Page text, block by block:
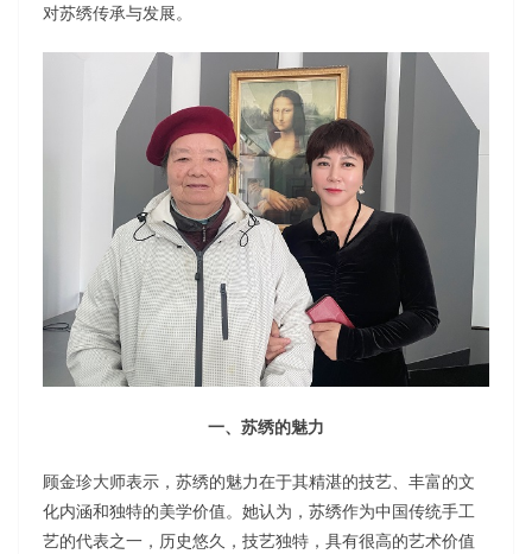
对苏绣传承与发展。
一、苏绣的魅力
顾金珍大师表示，苏绣的魅力在于其精湛的技艺、丰富的文
化内涵和独特的美学价值。她认为，苏绣作为中国传统手工
艺的代表之一，历史悠久，技艺独特，具有很高的艺术价值